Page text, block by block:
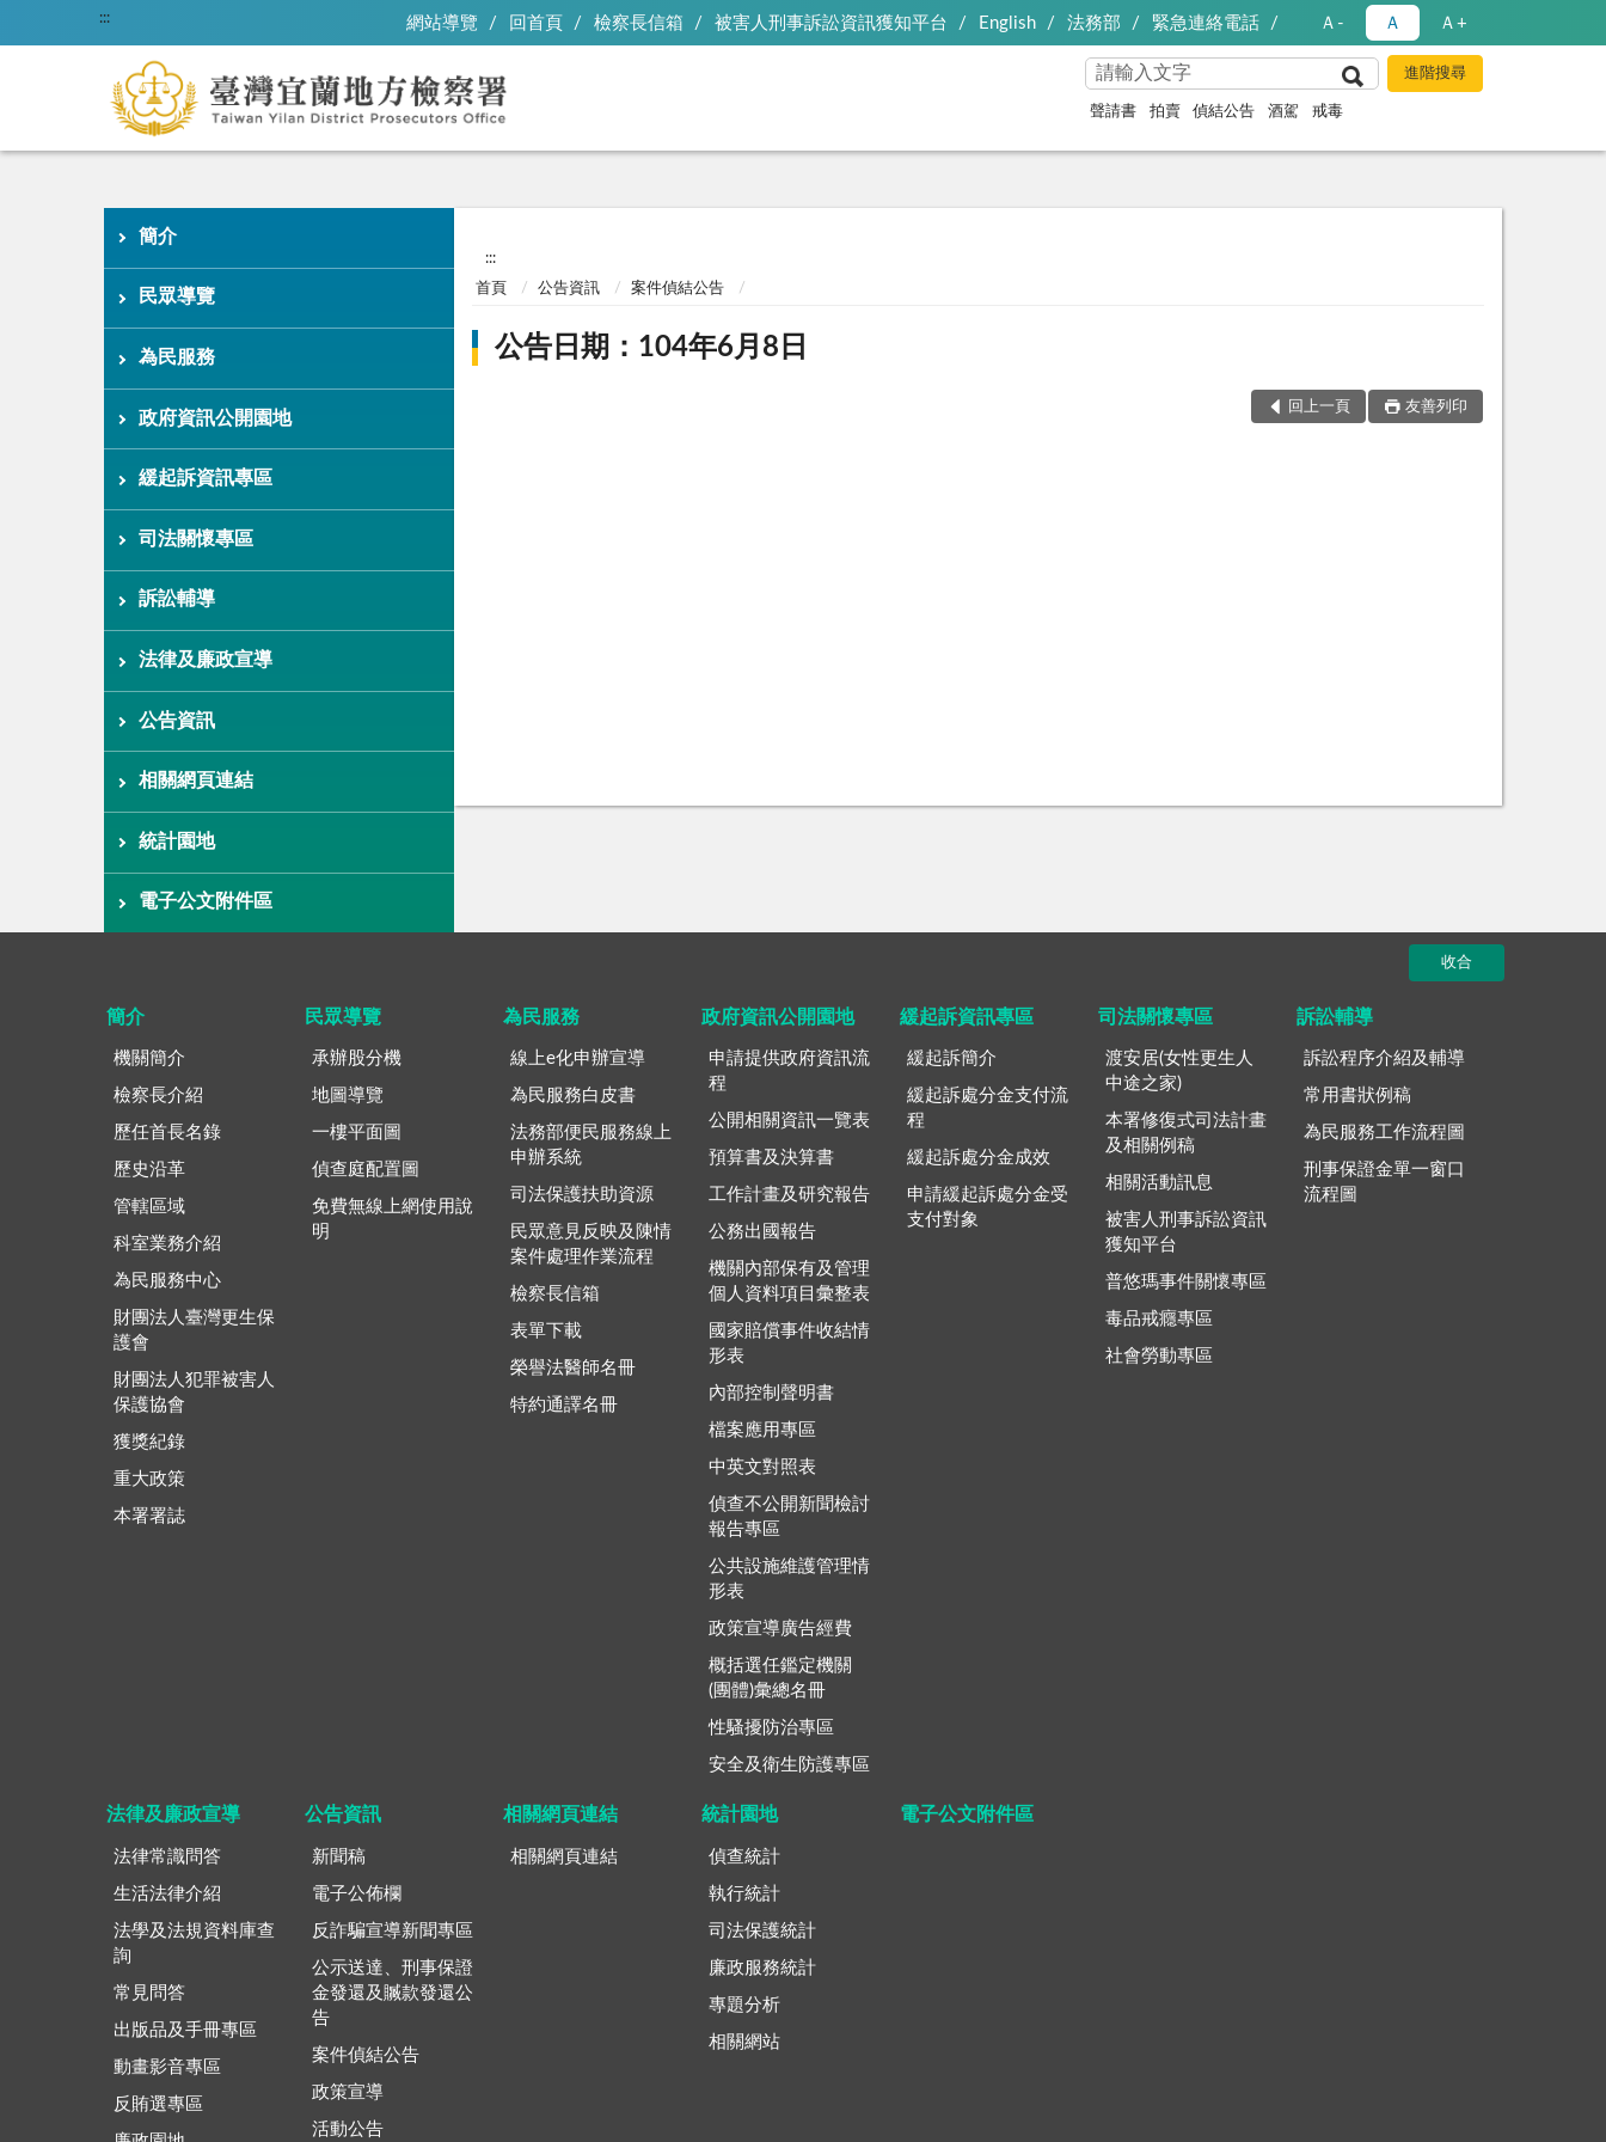
::: 網站導覽 回首頁 檢察長信箱 被害人刑事訴訟資訊獲知平台 English 法務部 緊急連絡電話 Ａ- Ａ Ａ+
聲請書 拍賣 偵結公告 酒駕 戒毒
簡介
民眾導覽
為民服務
政府資訊公開園地
緩起訴資訊專區
司法關懷專區
訴訟輔導
法律及廉政宣導
公告資訊
相關網頁連結
統計園地
電子公文附件區
:::
首頁 公告資訊 案件偵結公告
公告日期：104年6月8日
回上一頁 友善列印
收合
簡介
機關簡介
檢察長介紹
歷任首長名錄
歷史沿革
管轄區域
科室業務介紹
為民服務中心
財團法人臺灣更生保
護會
財團法人犯罪被害人
保護協會
獲獎紀錄
重大政策
本署署誌
民眾導覽
承辦股分機
地圖導覽
一樓平面圖
偵查庭配置圖
免費無線上網使用說
明
為民服務
線上e化申辦宣導
為民服務白皮書
法務部便民服務線上
申辦系統
司法保護扶助資源
民眾意見反映及陳情
案件處理作業流程
檢察長信箱
表單下載
榮譽法醫師名冊
特約通譯名冊
政府資訊公開園地
申請提供政府資訊流
程
公開相關資訊一覽表
預算書及決算書
工作計畫及研究報告
公務出國報告
機關內部保有及管理
個人資料項目彙整表
國家賠償事件收結情
形表
內部控制聲明書
檔案應用專區
中英文對照表
偵查不公開新聞檢討
報告專區
公共設施維護管理情
形表
政策宣導廣告經費
概括選任鑑定機關
(團體)彙總名冊
性騷擾防治專區
安全及衛生防護專區
緩起訴資訊專區
緩起訴簡介
緩起訴處分金支付流
程
緩起訴處分金成效
申請緩起訴處分金受
支付對象
司法關懷專區
渡安居(女性更生人
中途之家)
本署修復式司法計畫
及相關例稿
相關活動訊息
被害人刑事訴訟資訊
獲知平台
普悠瑪事件關懷專區
毒品戒癮專區
社會勞動專區
訴訟輔導
訴訟程序介紹及輔導
常用書狀例稿
為民服務工作流程圖
刑事保證金單一窗口
流程圖
法律及廉政宣導
法律常識問答
生活法律介紹
法學及法規資料庫查
詢
常見問答
出版品及手冊專區
動畫影音專區
反賄選專區
公告資訊
新聞稿
電子公佈欄
反詐騙宣導新聞專區
公示送達、刑事保證
金發還及贓款發還公
告
案件偵結公告
政策宣導
活動公告
相關網頁連結
相關網頁連結
統計園地
偵查統計
執行統計
司法保護統計
廉政服務統計
專題分析
相關網站
電子公文附件區